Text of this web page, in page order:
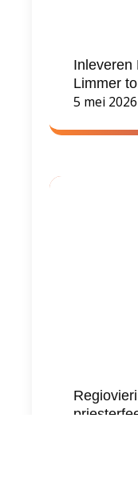
Inleveren
Limmer
5 mei 2026